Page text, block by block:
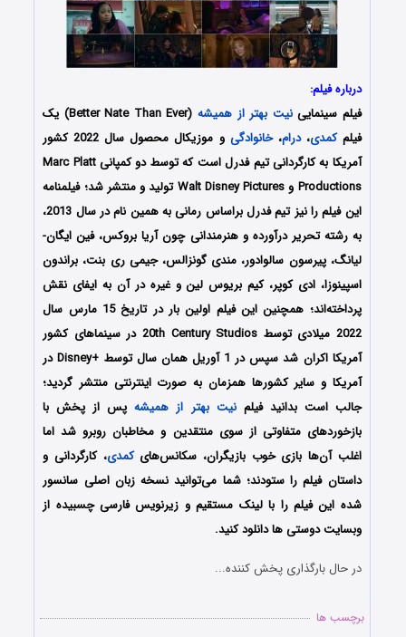
درباره فیلم:
فیلم سینمایینیت بهتر از همیشه
(Better Nate Than Ever) یک
فیلمکمدی،درام،خانوادگی
و موزیکال محصول سال 2022 کشور
آمریکا به کارگردانی تیم فدرل است که توسط دو کمپانی Marc Platt
Productions و Walt Disney Pictures تولید و منتشر شد؛ فیلمنامه
این فیلم را نیز تیم فدرل براساس رمانی به همین نام در سال 2013،
به رشته تحریر درآورده و هنرمندانی چون آریا بروکس، فین ایگان-
لیانگ، پیرسون سالوادور، مندی گونزالس، جیمی ری بنت، براندون
اسپینوزا، ادی کوپر، کیم بریوس لین و غیره در آن به ایفای نقش
پرداخته‌اند؛ همچنین این فیلم اولین بار در تاریخ 15 مارس سال
2022 میلادی توسط 20th Century Studios در سینماهای کشور
آمریکا اکران شد سپس در 1 آوریل همان سال توسط +Disney در
آمریکا و سایر کشورها همزمان به صورت اینترنتی منتشر گردید؛
جالب است بدانید فیلمنیت بهتر از همیشهپس از پخش با
بازخوردهای متفاوتی از سوی منتقدین و مخاطبان روبرو شد اما
اغلب آن‌ها بازی خوب بازیگران، سکانس‌هایکمدی، کارگردانی و
داستان فیلم را ستودند؛ شما می‌توانید نسخه زبان اصلی سانسور
شده این فیلم را با لینک مستقیم و زیرنویس فارسی چسبیده از
وبسایت دوستی ها دانلود کنید.
در حال بارگذاری پخش کننده...
برچسب ها